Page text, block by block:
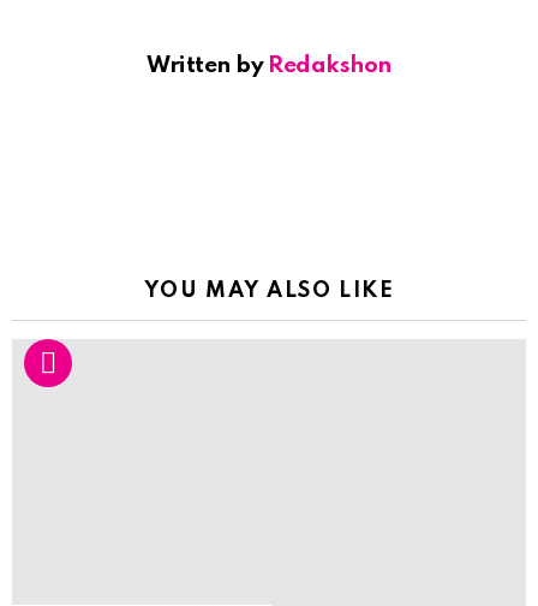
Written by Redakshon
YOU MAY ALSO LIKE